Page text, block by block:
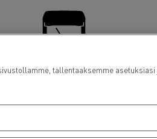
tallentaaksemme